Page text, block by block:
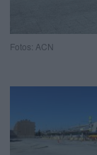
Fotos: ACN